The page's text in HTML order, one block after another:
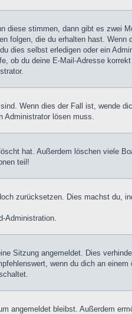
diese stimmen, dann gibt es zwei
folgen, die du erhalten hast.
dies selbst erledigen oder ein
ob du deine E-Mail-Adresse
Wenn dies der Fall ist, wende
Administrator lösen muss.
hat. Außerdem löschen viele
teil!
zurücksetzen. Dies machst du,
Administration.
Sitzung angemeldet. Dies
wenn du dich an
bleibst. Außerdem